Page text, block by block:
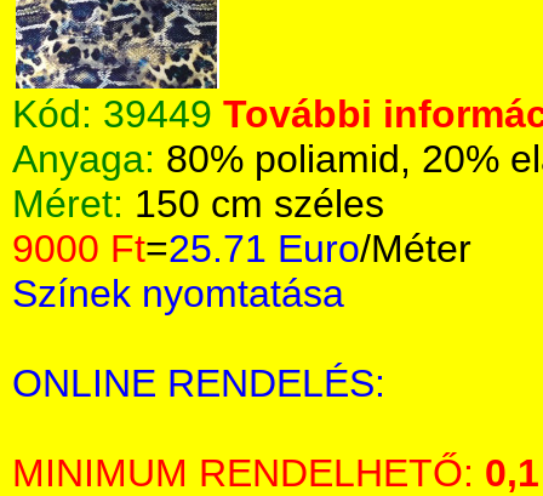
Kód: 39449 További
Anyaga: 80% poliamid, 20%
Méret: 150 cm széles
9000 Ft=25.71 Euro/Méter
Színek nyomtatása
ONLINE RENDELÉS:
MINIMUM RENDELHETŐ: 0,1